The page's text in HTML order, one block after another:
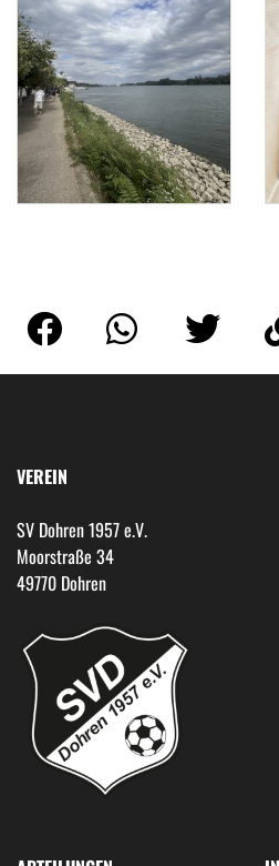
VEREIN
SV Dohren 1957 e.V.
Moorstraße 34
49770 Dohren